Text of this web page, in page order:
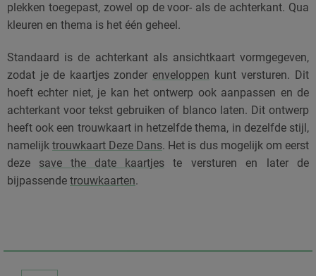
plekken toegepast, zowel op de voor- als de achterkant. Qua
kleuren en thema is het één geheel.
Standaard is de achterkant als ansichtkaart vormgegeven,
zodat je de kaartjes zonder enveloppen kunt versturen. Dit
hoeft echter niet, je kan het ontwerp ook aanpassen en de
achterkant voor tekst gebruiken of blanco laten. Dit ontwerp
heeft ook een trouwkaart in hetzelfde thema, in dezelfde stijl,
namelijk trouwkaart Deze Dans. Het is dus mogelijk om eerst
deze save the date kaartjes te versturen en later de
bijpassende trouwkaarten.